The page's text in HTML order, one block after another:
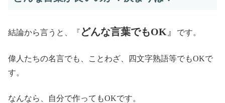
結論から言うと、『 どんな言葉でもOK 』 です。
偉人たちの名言でも、ことわざ、四文字熟語等でもOKで
す。
なんなら、自分で作ってもOKです。